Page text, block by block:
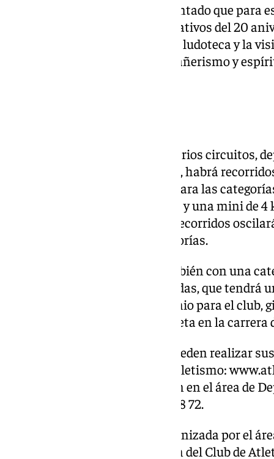
En este sentido, el edil ha adelantado que para
camisetas y trofeos conmemorativos del 20
sorteos, así como un servicio de ludoteca y la
jornada llena de deporte, compañerismo y
La carrera se estructurará en varios circuitos,
los participantes. De este modo, habrá
para las categorías menores y para las
carrera grande de 10 kilómetros y una mini de
Carrera por la Integración, los recorridos
metros, en función de las categorías.
Además, la prueba contará también con una
que quieran participar disfrazadas, que tendrá
También se contempla un premio para el club,
número de atletas llegados a meta en la
Las personas interesadas ya pueden realizar
de la Federación Andaluza de Atletismo:
puede obtener más información en el área de
Cártama en el teléfono 951 01 08 72.
Esta prueba deportiva está organizada por el
de Cártama, con la colaboración del Club de